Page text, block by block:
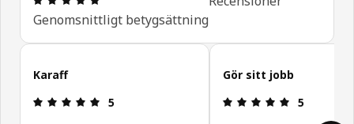
Genomsnittligt betygsättning
Hoppa över
Karaff
Recension: 5 utav 5 stjärnor.
5
Gör sitt jobb
5